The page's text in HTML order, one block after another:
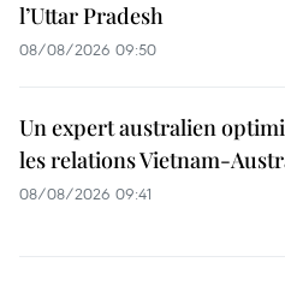
l’Uttar Pradesh
08/08/2026 09:50
Un expert australien
les relations Vietnam-
08/08/2026 09:41